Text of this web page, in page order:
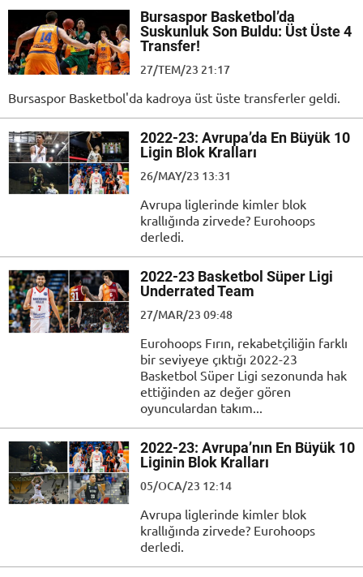
Bursaspor Basketbol’da
Suskunluk Son Buldu: Üst Üste 4
Transfer!
27/TEM/23 21:17
Bursaspor Basketbol'da kadroya üst üste transferler geldi.
2022-23: Avrupa’da En Büyük 10
Ligin Blok Kralları
26/MAY/23 13:31
Avrupa liglerinde kimler blok
krallığında zirvede? Eurohoops
derledi.
2022-23 Basketbol Süper Ligi
Underrated Team
27/MAR/23 09:48
Eurohoops Fırın, rekabetçiliğin farklı
bir seviyeye çıktığı 2022-23
Basketbol Süper Ligi sezonunda hak
ettiğinden az değer gören
oyunculardan takım...
2022-23: Avrupa’nın En Büyük 10
Liginin Blok Kralları
05/OCA/23 12:14
Avrupa liglerinde kimler blok
krallığında zirvede? Eurohoops
derledi.